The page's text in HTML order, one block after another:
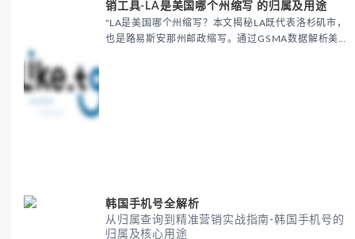
销工具-LA是美国哪个州缩写 的归属及用途
"LA是美国哪个州缩写？本文揭秘LA既代表洛杉矶市，
也是路易斯安那州邮政缩写。通过GSMA数据解析美国
韩国手机号全解析
从归属查询到精准营销实战指南-韩国手机号的
归属及核心用途